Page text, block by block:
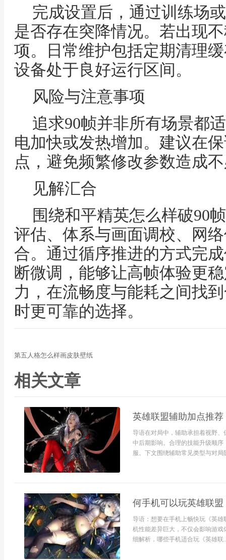
完成设置后，通过训练场
是否存在突降情况。若出现
项。日常维护包括定期清理
设备处于良好运行区间。
风险与注意事项
追求90帧并非所有场景都
电加快或发热增加。建议在
点，避免频繁修改参数造成
见解汇合
围绕和平精英怎么样破90
评估、体系与画面调校、网
合。通过循序推进的方式完
断微调，能够让高帧体验更
力，在流畅度与能耗之间找
时更可靠的选择。
第五人格怎么样画皮肤壁纸
相关文章
英雄联盟辅助加点推荐
导语在对局中，辅助承担着视野
中后期影响。合理的技能升级顺
服。下文围绕辅助常见类型与对局
何手机可以玩英雄联盟
导语：想要在手机上畅快玩《英
机性能差异巨大，不仅会影响游
细解析，哪些手机适合玩《英雄联